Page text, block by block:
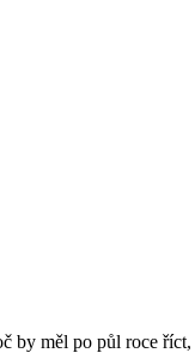
by měl po půl roce říct,